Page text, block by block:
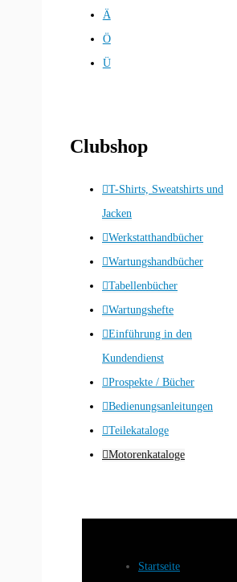
Ä
Ö
Ü
Clubshop
T-Shirts, Sweatshirts und
Jacken
Werkstatthandbücher
Wartungshandbücher
Tabellenbücher
Wartungshefte
Einführung in den
Kundendienst
Prospekte / Bücher
Bedienungsanleitungen
Teilekataloge
Motorenkataloge
Startseite